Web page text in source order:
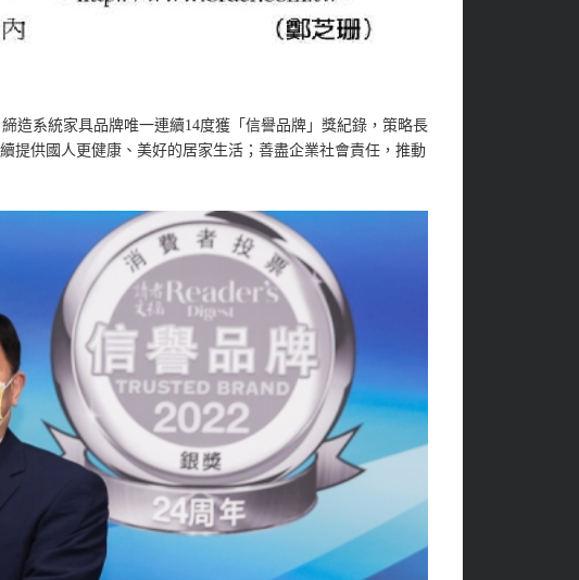
造系統家具品牌唯一連續14度獲「信譽品牌」獎紀錄，策略長
提供國人更健康、美好的居家生活；善盡企業社會責任，推動